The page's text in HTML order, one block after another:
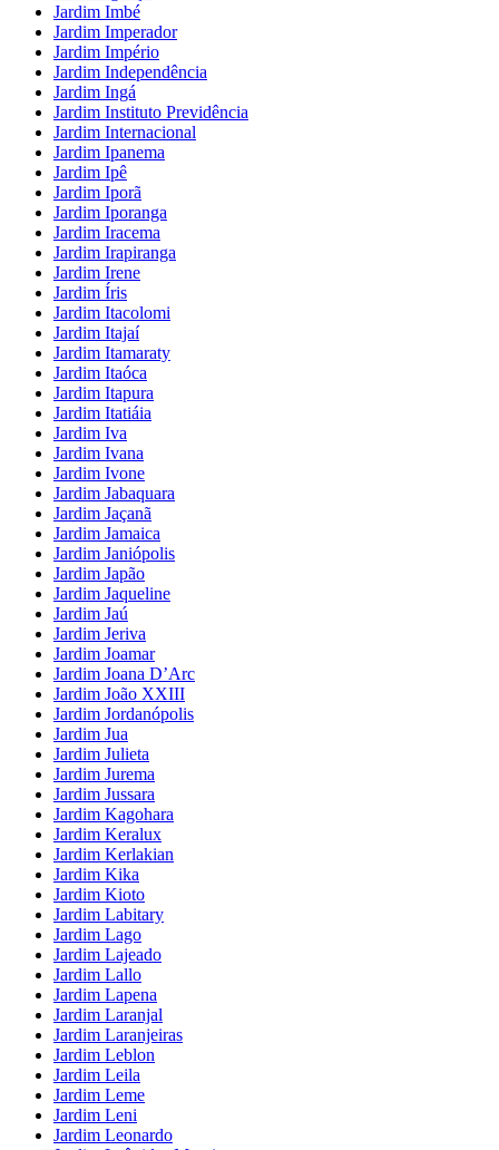
Jardim Imbé
Jardim Imperador
Jardim Império
Jardim Independência
Jardim Ingá
Jardim Instituto Previdência
Jardim Internacional
Jardim Ipanema
Jardim Ipê
Jardim Iporã
Jardim Iporanga
Jardim Iracema
Jardim Irapiranga
Jardim Irene
Jardim Íris
Jardim Itacolomi
Jardim Itajaí
Jardim Itamaraty
Jardim Itaóca
Jardim Itapura
Jardim Itatiáia
Jardim Iva
Jardim Ivana
Jardim Ivone
Jardim Jabaquara
Jardim Jaçanã
Jardim Jamaica
Jardim Janiópolis
Jardim Japão
Jardim Jaqueline
Jardim Jaú
Jardim Jeriva
Jardim Joamar
Jardim Joana D’Arc
Jardim João XXIII
Jardim Jordanópolis
Jardim Jua
Jardim Julieta
Jardim Jurema
Jardim Jussara
Jardim Kagohara
Jardim Keralux
Jardim Kerlakian
Jardim Kika
Jardim Kioto
Jardim Labitary
Jardim Lago
Jardim Lajeado
Jardim Lallo
Jardim Lapena
Jardim Laranjal
Jardim Laranjeiras
Jardim Leblon
Jardim Leila
Jardim Leme
Jardim Leni
Jardim Leonardo